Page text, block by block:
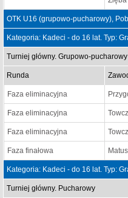
OTK U16 (grupowo-pucharowy),
Kategoria: Kadeci - do 16 lat. Typ:
Turniej główny. Grupowo-pucharowy
Runda
Faza eliminacyjna
Faza eliminacyjna
Faza eliminacyjna
Faza finałowa
Kategoria: Kadeci - do 16 lat. Typ:
Turniej główny. Pucharowy